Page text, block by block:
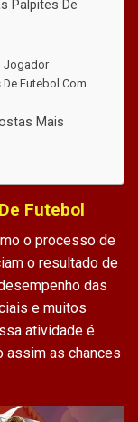
Palpites De
Jogador
Futebol Com
Mais
Futebol
o processo de
o resultado de
das
e muitos
atividade é
assim as chances